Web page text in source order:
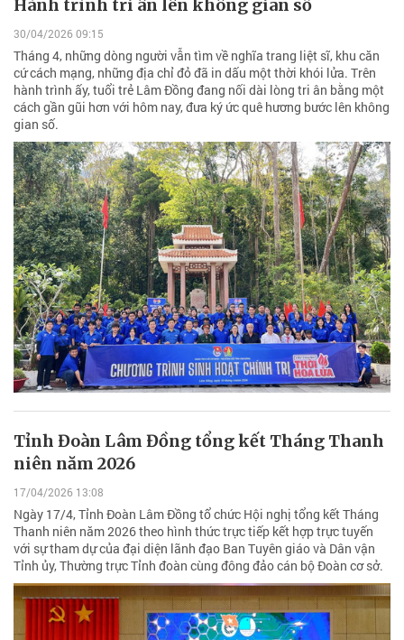
Hành trình tri ân lên không gian số
30/04/2026 09:15
Tháng 4, những dòng người vẫn tìm về nghĩa trang liệt sĩ, khu căn
cứ cách mạng, những địa chỉ đỏ đã in dấu một thời khói lửa. Trên
hành trình ấy, tuổi trẻ Lâm Đồng đang nối dài lòng tri ân bằng một
cách gần gũi hơn với hôm nay, đưa ký ức quê hương bước lên không
gian số.
Tỉnh Đoàn Lâm Đồng tổng kết Tháng Thanh
niên năm 2026
17/04/2026 13:08
Ngày 17/4, Tỉnh Đoàn Lâm Đồng tổ chức Hội nghị tổng kết Tháng
Thanh niên năm 2026 theo hình thức trực tiếp kết hợp trực tuyến
với sự tham dự của đại diện lãnh đạo Ban Tuyên giáo và Dân vận
Tỉnh ủy, Thường trực Tỉnh đoàn cùng đông đảo cán bộ Đoàn cơ sở.